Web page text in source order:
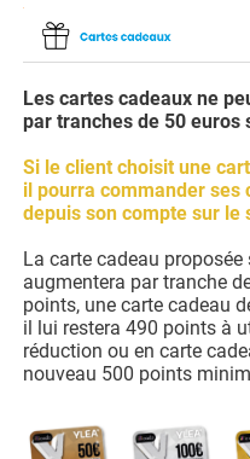
Les cartes cadeaux ne
par tranches de 50 euros
Si le client choisit une
il pourra commander ses
depuis son compte sur le
La carte cadeau
augmentera par tranche
points, une carte cadeau
il lui restera 490 points à
réduction ou en carte
nouveau 500 points